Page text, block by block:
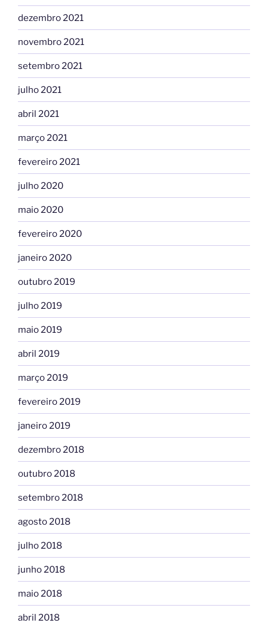
dezembro 2021
novembro 2021
setembro 2021
julho 2021
abril 2021
março 2021
fevereiro 2021
julho 2020
maio 2020
fevereiro 2020
janeiro 2020
outubro 2019
julho 2019
maio 2019
abril 2019
março 2019
fevereiro 2019
janeiro 2019
dezembro 2018
outubro 2018
setembro 2018
agosto 2018
julho 2018
junho 2018
maio 2018
abril 2018